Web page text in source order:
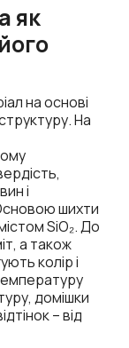
як
на основі
На
і
шихти
SiO₂. До
а також
колір і
домішки
– від